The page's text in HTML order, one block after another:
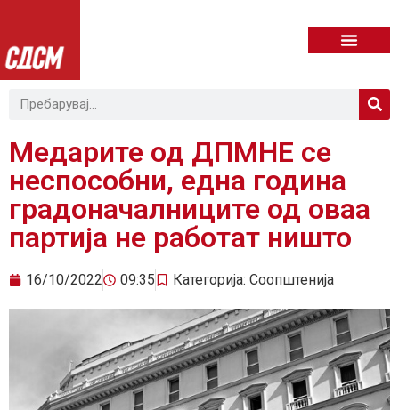
Медарите од ДПМНЕ се
неспособни, една година
градоначалниците од оваа
партија не работат ништо
16/10/2022 09:35 Категорија: Соопштенија